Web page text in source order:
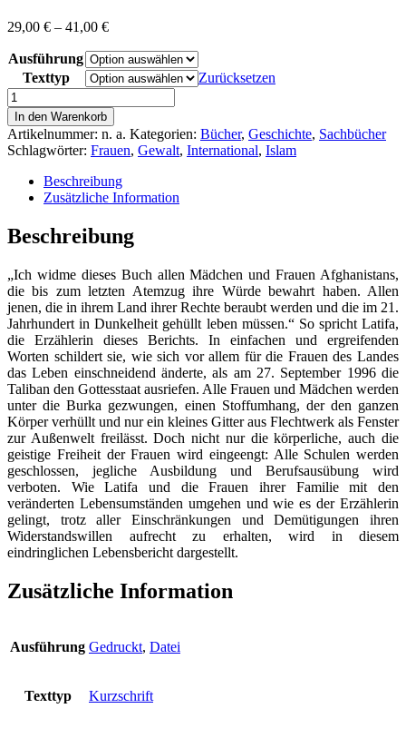
29,00 € – 41,00 €Preisspanne:
bis
41,00 €
Ausführung
Texttyp
Zurücksetzen
Latifa:
Das
verbotene
Gesicht
-
Mein
Leben
den
Taliban
In den Warenkorb
Artikelnummer: n. a. Kategorien: Bücher, Geschichte, Sachbücher
Schlagwörter: Frauen, Gewalt, International, Islam
Beschreibung
Zusätzliche Information
Beschreibung
„Ich widme dieses Buch allen Mädchen und Frauen Afghanistans,
die bis zum letzten Atemzug ihre Würde bewahrt haben. Allen
jenen, die in ihrem Land ihrer Rechte beraubt werden und die im 21.
Jahrhundert in Dunkelheit gehüllt leben müssen.“ So spricht Latifa,
die Erzählerin dieses Berichts. In einfachen und ergreifenden
Worten schildert sie, wie sich vor allem für die Frauen des Landes
das Leben einschneidend änderte, als am 27. September 1996 die
Taliban den Gottesstaat ausriefen. Alle Frauen und Mädchen werden
unter die Burka gezwungen, einen Stoffumhang, der den ganzen
Körper verhüllt und nur ein kleines Gitter aus Flechtwerk als Fenster
zur Außenwelt freilässt. Doch nicht nur die körperliche, auch die
geistige Freiheit der Frauen wird eingeengt: Alle Schulen werden
geschlossen, jegliche Ausbildung und Berufsausübung wird
verboten. Wie Latifa und die Frauen ihrer Familie mit den
veränderten Lebensumständen umgehen und wie es der Erzählerin
gelingt, trotz aller Einschränkungen und Demütigungen ihren
Widerstandswillen aufrecht zu erhalten, wird in diesem
eindringlichen Lebensbericht dargestellt.
Zusätzliche Information
Ausführung Gedruckt, Datei
Texttyp Kurzschrift